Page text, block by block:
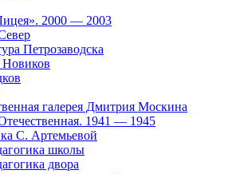
2000 — 2003
Петрозаводска
галерея Дмитрия Москина
1941 — 1945
С. Артемьевой
школы
двора